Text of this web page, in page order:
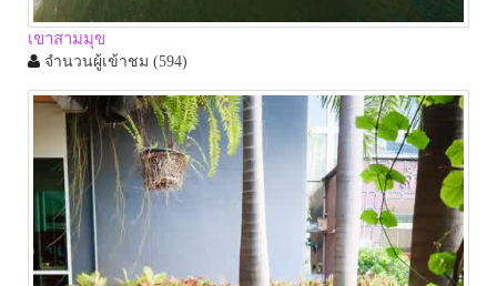
เขาสามมุข
จำนวนผู้เข้าชม (594)